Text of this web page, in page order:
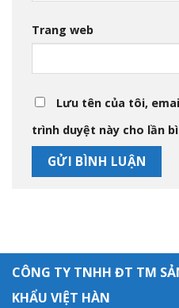
Trang web
Lưu tên của tôi,
trình duyệt này cho lần
CÔNG TY TNHH ĐT TM
KHẨU VIỆT HÀN